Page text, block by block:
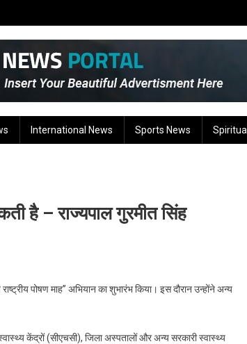
International News Sports News Spiritual
है – राज्यपाल गुरमीत सिंह
पोषण माह’’ अभियान का शुभारंभ किया। इस दौरान उन्होंने अन्य
केंद्रों (सीएचसी), जिला अस्पतालों और अन्य सरकारी स्वास्थ्य